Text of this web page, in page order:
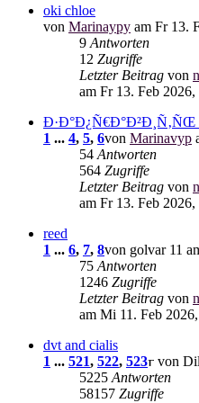
oki chloe
von Marinaypy am Fr 13.
9 Antworten
12 Zugriffe
Letzter Beitrag von
am Fr 13. Feb 2026,
Ð·Ð°Ð¿Ñ€Ð°Ð²Ð¸Ñ‚ÑŒ
1 ... 4, 5, 6von Marinavyp
54 Antworten
564 Zugriffe
Letzter Beitrag von
am Fr 13. Feb 2026,
reed
1 ... 6, 7, 8von golvar 11
75 Antworten
1246 Zugriffe
Letzter Beitrag von
am Mi 11. Feb
dvt and cialis
1 ... 521, 522, 523
von
5225 Antworten
58157 Zugriffe